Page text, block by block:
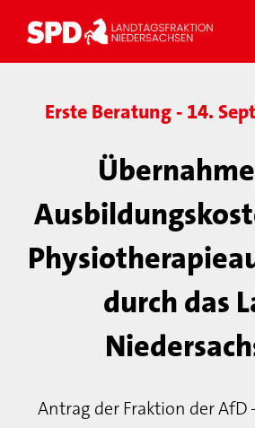
Erste Beratung - 14.
durch das
Antrag der Fraktion der AfD